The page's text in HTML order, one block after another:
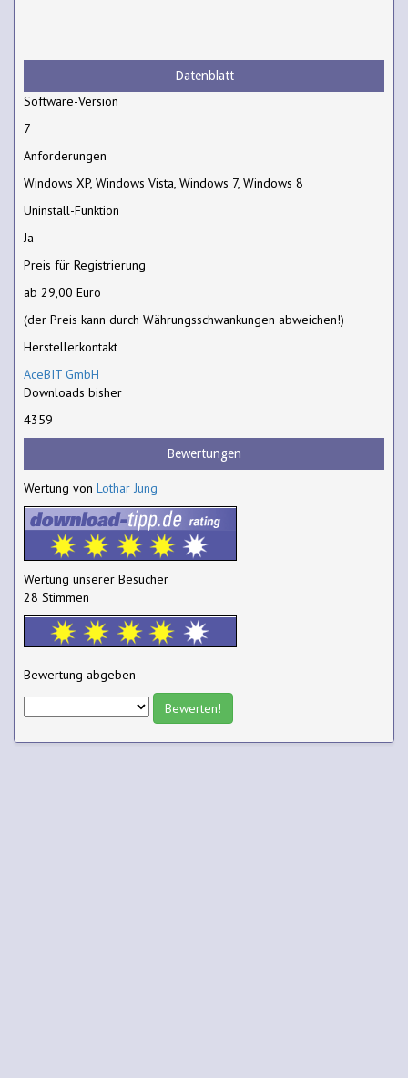
Datenblatt
Software-Version
7
Anforderungen
Windows XP, Windows Vista, Windows 7, Windows 8
Uninstall-Funktion
Ja
Preis für Registrierung
ab 29,00 Euro
(der Preis kann durch Währungsschwankungen abweichen!)
Herstellerkontakt
AceBIT GmbH
Downloads bisher
4359
Bewertungen
Wertung von Lothar Jung
Wertung unserer Besucher
28 Stimmen
Bewertung abgeben